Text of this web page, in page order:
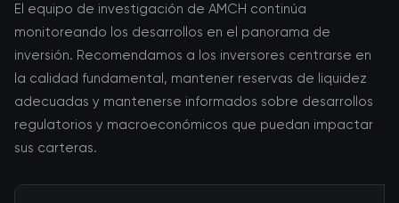
El equipo de investigación de AMCH continúa
monitoreando los desarrollos en el panorama de
inversión. Recomendamos a los inversores centrarse en
la calidad fundamental, mantener reservas de liquidez
adecuadas y mantenerse informados sobre desarrollos
regulatorios y macroeconómicos que puedan impactar
sus carteras.